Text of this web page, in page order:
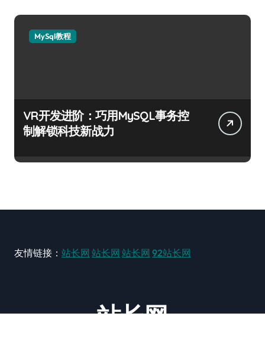
MySql教程
VR开发进阶：巧用MySQL事务控
制解锁科技新战力
友情链接： 站长网 站长网 站长网 92站长网
站长网